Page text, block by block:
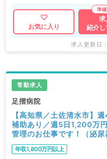
お気に入り
求
紹介し
求人更新日
常勤求人
足摺病院
【高知県／土佐清水市】
補助あり／週5日1,200万
管理のお仕事です！（泌尿
年収1,800万円以上